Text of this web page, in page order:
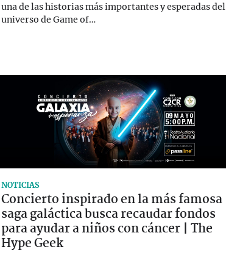
una de las historias más importantes y esperadas del
universo de Game of…
NOTICIAS
Concierto inspirado en la más famosa
saga galáctica busca recaudar fondos
para ayudar a niños con cáncer | The
Hype Geek